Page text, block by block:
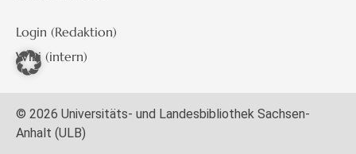
Login (Redaktion)
Wiki (intern)
© 2026 Universitäts- und Landesbibliothek Sachsen-
Anhalt (ULB)